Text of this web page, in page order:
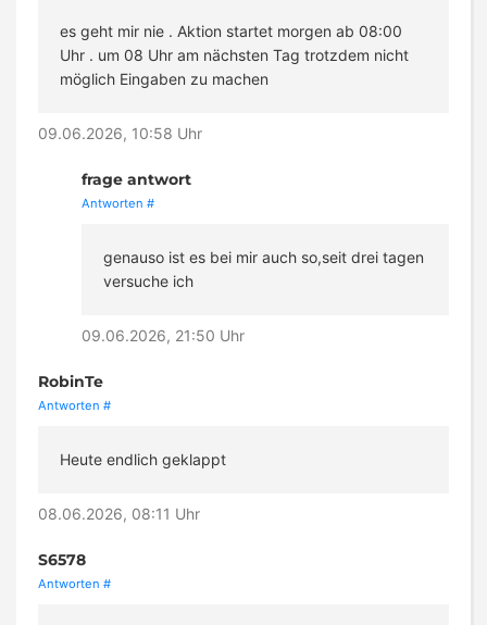
es geht mir nie . Aktion startet morgen ab 08:00
Uhr . um 08 Uhr am nächsten Tag trotzdem nicht
möglich Eingaben zu machen
09.06.2026, 10:58 Uhr
frage antwort
Antworten #
genauso ist es bei mir auch so,seit drei tagen
versuche ich
09.06.2026, 21:50 Uhr
RobinTe
Antworten #
Heute endlich geklappt
08.06.2026, 08:11 Uhr
S6578
Antworten #